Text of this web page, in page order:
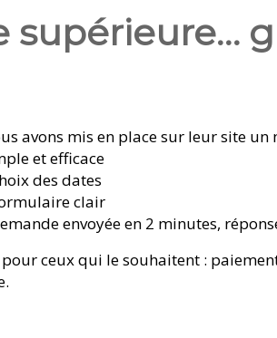
supérieure…
avons mis en place sur leur site
et efficace
des dates
clair
envoyée en 2 minutes,
pour ceux qui le souhaitent :